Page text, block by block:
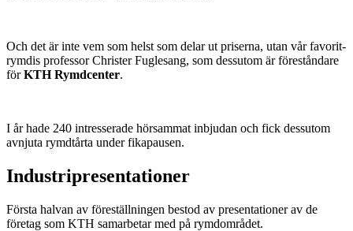
Och det är inte vem som helst som delar ut priserna, utan vår favorit-
rymdis professor Christer Fuglesang, som dessutom är föreståndare
förKTH Rymdcenter.
I år hade 240 intresserade hörsammat inbjudan och fick dessutom
avnjuta rymdtårta under fikapausen.
Industripresentationer
Första halvan av föreställningen bestod av presentationer av de
företag som KTH samarbetar med på rymdområdet.